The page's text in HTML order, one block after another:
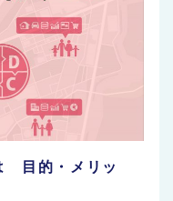
目的・メリッ